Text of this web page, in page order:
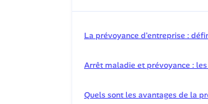
La prévoyance d'entreprise :
Arrêt maladie et prévoyance :
Quels sont les avantages de la